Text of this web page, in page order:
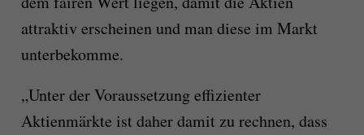
attraktiv erscheinen und man diese im Markt
unterbekomme.
„Unter der Voraussetzung effizienter
Aktienmärkte ist daher damit zu rechnen, dass